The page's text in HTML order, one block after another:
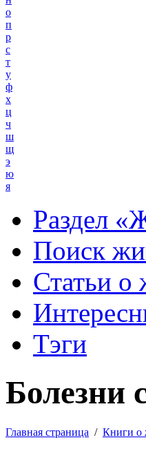
о
п
р
с
т
у
ф
х
ц
ч
ш
щ
э
ю
я
Раздел
Поиск
Статьи о
Тэги
Болезни
Главная страница / Книги о